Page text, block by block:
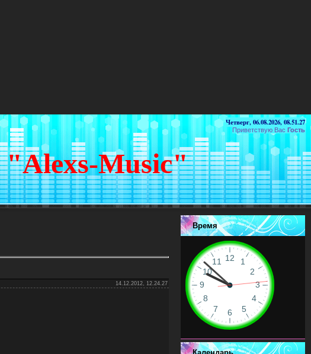
Четверг, 06.08.2026, 08.51.27
Приветствую Вас Гость
"Alexs-Music"
14.12.2012, 12.24.27
Время